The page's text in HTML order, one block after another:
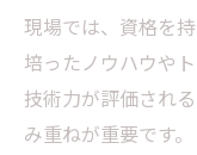
現場では、資格を
培ったノウハウや
技術力が評価され
み重ねが重要です。